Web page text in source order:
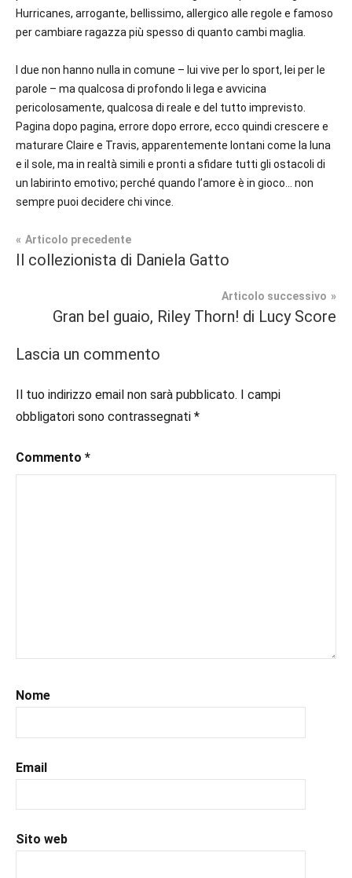
Hurricanes, arrogante, bellissimo, allergico alle regole e famoso
per cambiare ragazza più spesso di quanto cambi maglia.
I due non hanno nulla in comune – lui vive per lo sport, lei per le
parole – ma qualcosa di profondo li lega e avvicina
pericolosamente, qualcosa di reale e del tutto imprevisto.
Pagina dopo pagina, errore dopo errore, ecco quindi crescere e
maturare Claire e Travis, apparentemente lontani come la luna
e il sole, ma in realtà simili e pronti a sfidare tutti gli ostacoli di
un labirinto emotivo; perché quando l’amore è in gioco… non
sempre puoi decidere chi vince.
Tag
#bloggerlife,
#booklover,
#ebook
#inspiration,
#ioleggo,
#sportromance
#uncuoretrailibri
Prossime
Sport
Navigazione
Articolo precedente
Il collezionista di Daniela Gatto
Articolo successivo
Gran bel guaio, Riley Thorn! di Lucy Score
Lascia un commento
Il tuo indirizzo email non sarà pubblicato. I campi
obbligatori sono contrassegnati *
Commento *
Nome
Email
Sito web